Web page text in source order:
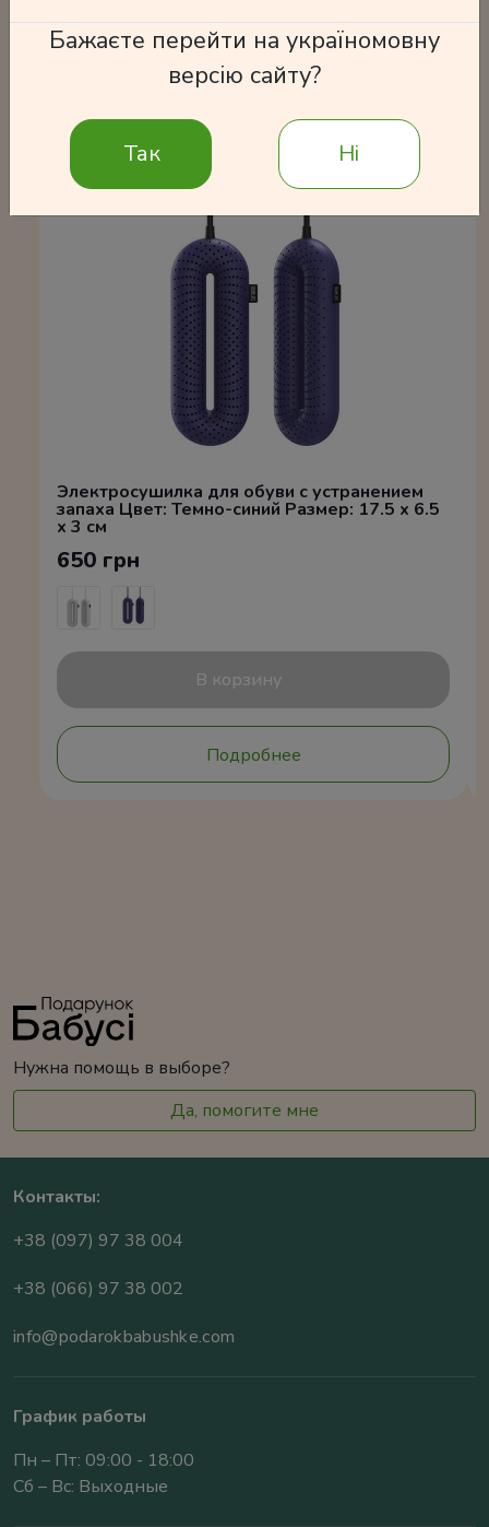
Часто покупают
Электросушилка для обуви с устранением
запаха Цвет: Темно-синий Размер: 17.5 x 6.5
x 3 см
650 грн
В корзину
Подробнее
Нужна помощь в выборе?
Да, помогите мне
Контакты:
+38 (097) 97 38 004
+38 (066) 97 38 002
info@podarokbabushke.com
График работы
Пн – Пт: 09:00 - 18:00
Сб – Вс: Выходные
Бажаєте перейти на україномовну
версію сайту?
Так Ні